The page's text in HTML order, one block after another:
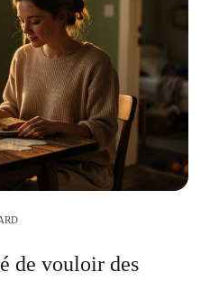
de vouloir des